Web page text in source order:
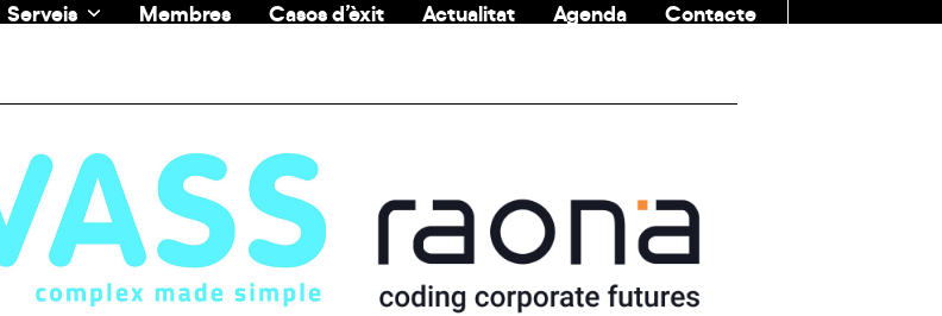
Serveis Membres Casos d’èxit Actualitat Agenda
Contacte